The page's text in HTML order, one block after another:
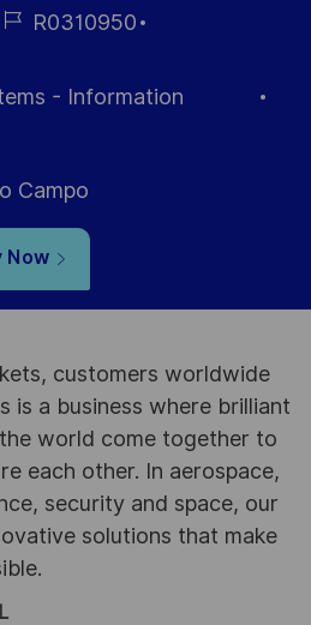
R0310950
- Information
Campo
Now
customers worldwide
is a business where brilliant
world come together to
each other. In aerospace,
security and space, our
solutions that make